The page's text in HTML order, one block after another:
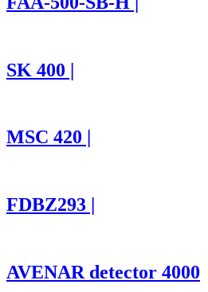
SK 400 |
MSC 420 |
FDBZ293 |
AVENAR detector 4000